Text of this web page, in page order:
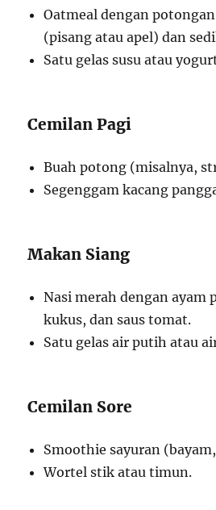
Oatmeal dengan
(pisang atau apel) dan
Satu gelas susu atau
Cemilan Pagi
Buah potong (misalnya,
Segenggam kacang
Makan Siang
Nasi merah dengan ayam
kukus, dan saus tomat.
Satu gelas air putih atau
Cemilan Sore
Smoothie sayuran
Wortel stik atau timun.